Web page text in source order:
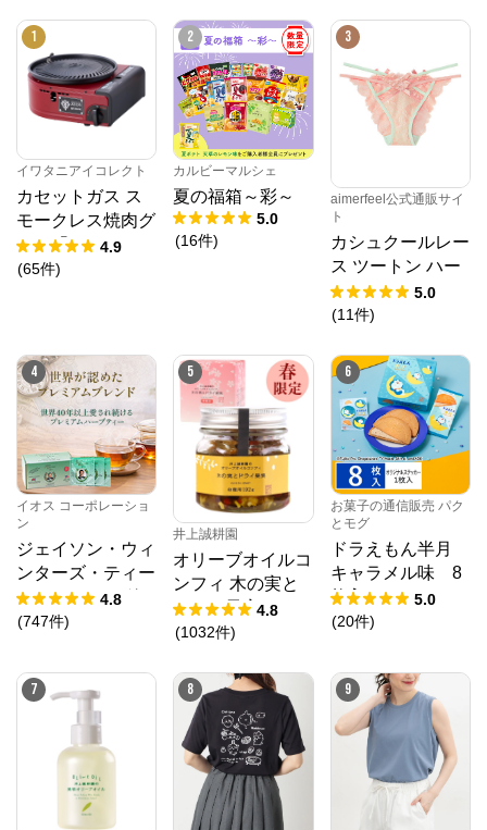
1
イワタニアイコレクト
カセットガス ス
モークレス焼肉グ
リル「やきまる」
シャア専用ザクII
4.9
(65件)
2
カルビーマルシェ
夏の福箱～彩～
5.0
(16件)
3
aimerfeel公式通販サイ
ト
カシュクールレー
ス ツートン ハー
フバックショーツ
5.0
(11件)
4
イオス コーポレーショ
ン
ジェイソン・ウィ
ンターズ・ティー
(JWティー) １箱
1.2g×30袋入り
4.8
(747件)
5
井上誠耕園
オリーブオイルコ
ンフィ 木の実と
ドライ果実 192g
春限定
4.8
(1032件)
6
お菓子の通信販売 パク
とモグ
ドラえもん半月
キャラメル味 8
枚入
5.0
(20件)
7 8 9
公式ECサイト
※外部サイトが開きます
イワタニアイコレクトからのコメント
岩谷産業のカセットこんろや新ブランドFOREWIND
S・健康食品・化粧品・日用品・アウトドア製品な
ど、イワタニが提供する総合ショッピングサイトで
す。